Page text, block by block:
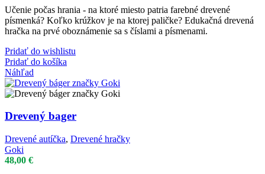
Učenie počas hrania - na ktoré miesto patria farebné drevené
písmenká? Koľko krúžkov je na ktorej paličke? Edukačná drevená
hračka na prvé oboznámenie sa s číslami a písmenami.
Pridať do wishlistu
Pridať do košíka
Náhľad
Drevený bager
Drevené autíčka, Drevené hračky
Goki
48,00 €